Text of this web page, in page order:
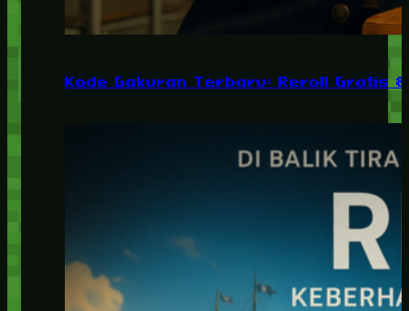
Kode Gakuran Terbaru: Reroll Gratis